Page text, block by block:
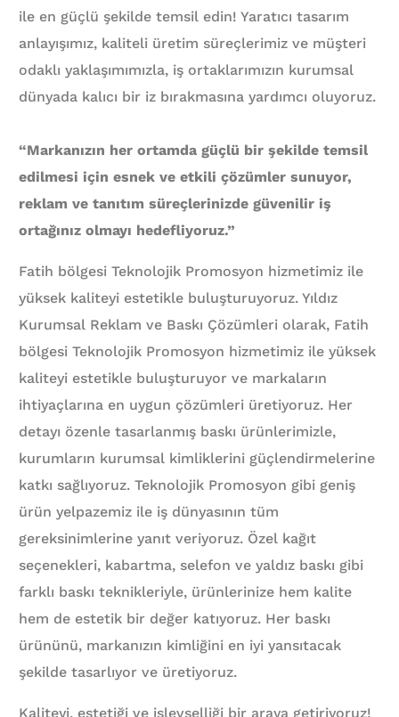
ile en güçlü şekilde temsil edin! Yaratıcı tasarım
anlayışımız, kaliteli üretim süreçlerimiz ve müşteri
odaklı yaklaşımımızla, iş ortaklarımızın kurumsal
dünyada kalıcı bir iz bırakmasına yardımcı oluyoruz.
“Markanızın her ortamda güçlü bir şekilde temsil
edilmesi için esnek ve etkili çözümler sunuyor,
reklam ve tanıtım süreçlerinizde güvenilir iş
ortağınız olmayı hedefliyoruz.”
Fatih bölgesi Teknolojik Promosyon hizmetimiz ile
yüksek kaliteyi estetikle buluşturuyoruz. Yıldız
Kurumsal Reklam ve Baskı Çözümleri olarak, Fatih
bölgesi Teknolojik Promosyon hizmetimiz ile yüksek
kaliteyi estetikle buluşturuyor ve markaların
ihtiyaçlarına en uygun çözümleri üretiyoruz. Her
detayı özenle tasarlanmış baskı ürünlerimizle,
kurumların kurumsal kimliklerini güçlendirmelerine
katkı sağlıyoruz. Teknolojik Promosyon gibi geniş
ürün yelpazemiz ile iş dünyasının tüm
gereksinimlerine yanıt veriyoruz. Özel kağıt
seçenekleri, kabartma, selefon ve yaldız baskı gibi
farklı baskı teknikleriyle, ürünlerinize hem kalite
hem de estetik bir değer katıyoruz. Her baskı
ürününü, markanızın kimliğini en iyi yansıtacak
şekilde tasarlıyor ve üretiyoruz.
Kaliteyi, estetiği ve işlevselliği bir araya getiriyoruz!